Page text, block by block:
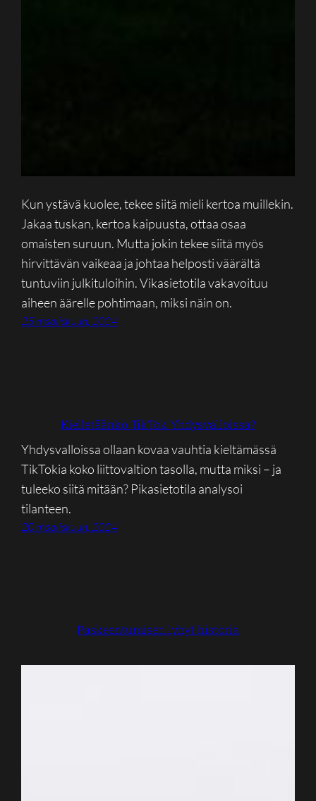
Kun ystävä kuolee, tekee siitä mieli kertoa muillekin.
Jakaa tuskan, kertoa kaipuusta, ottaa osaa
omaisten suruun. Mutta jokin tekee siitä myös
hirvittävän vaikeaa ja johtaa helposti väärältä
tuntuviin julkituloihin. Vikasietotila vakavoituu
aiheen äärelle pohtimaan, miksi näin on.
25 maaliskuun, 2024
Kielletäänkö TikTok Yhdysvalloissa?
Yhdysvalloissa ollaan kovaa vauhtia kieltämässä
TikTokia koko liittovaltion tasolla, mutta miksi – ja
tuleeko siitä mitään? Pikasietotila analysoi
tilanteen.
20 maaliskuun, 2024
Paskeentumisen lyhyt historia